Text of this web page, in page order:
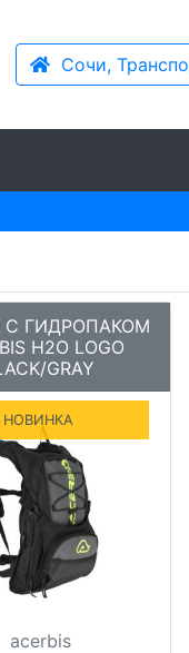
Сочи,
С ГИДРОПАКОМ
H2O LOGO
GRAY
НОВИНКА
acerbis